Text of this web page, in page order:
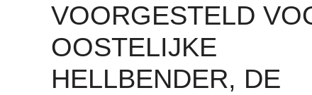
VOORGESTELD
OOSTELIJKE
HELLBENDER, DE